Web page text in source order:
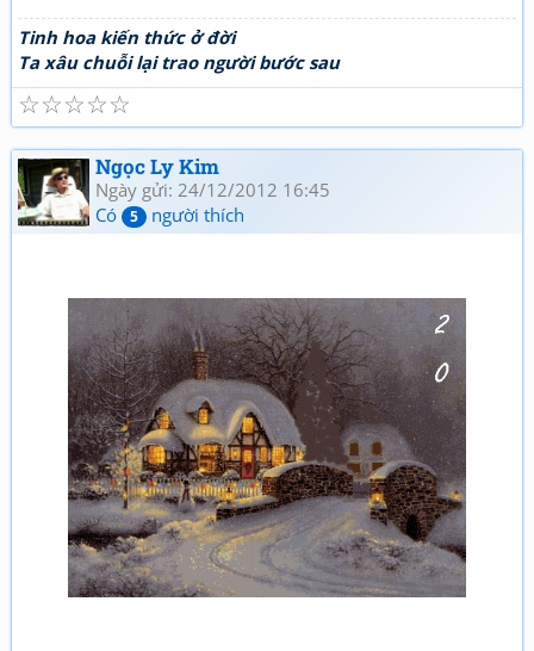
Tinh hoa kiến thức ở đời
Ta xâu chuỗi lại trao người bước sau
☆
☆
☆
☆
☆
Ngọc Ly Kim
Ngày gửi: 24/12/2012 16:45
Có
5 người thích